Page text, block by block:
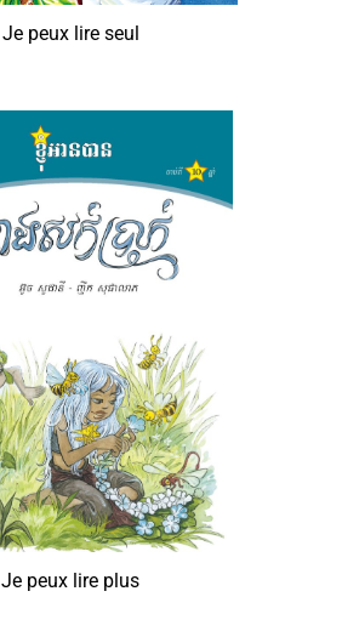
Je peux lire seul
Je peux lire plus